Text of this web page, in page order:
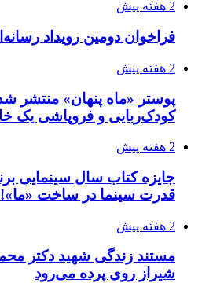
2 هفته پیش
فراخوان دومین رویداد
2 هفته پیش
پوستر «ماه پنهان» منتشر
کودک‌ربایی و فروپاشی یک
2 هفته پیش
جایزه کتاب سال سینمایی
قدرت سینما در ساخت «ما»!
2 هفته پیش
مستند زندگی شهید دکتر
شیراز روی پرده می‌رود